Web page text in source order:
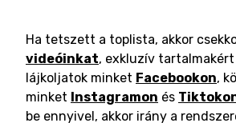
Ha tetszett a toplista, akkor
videóinkat, exkluzív
lájkoljatok minket Facebookon,
minket Instagramon és
be ennyivel, akkor irány a